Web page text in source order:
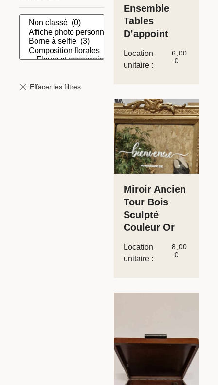
Ensemble
Tables
D’appoint
Location
unitaire :
6,00
€
Miroir Ancien
Tour Bois
Sculpté
Couleur Or
Location
unitaire :
8,00
€